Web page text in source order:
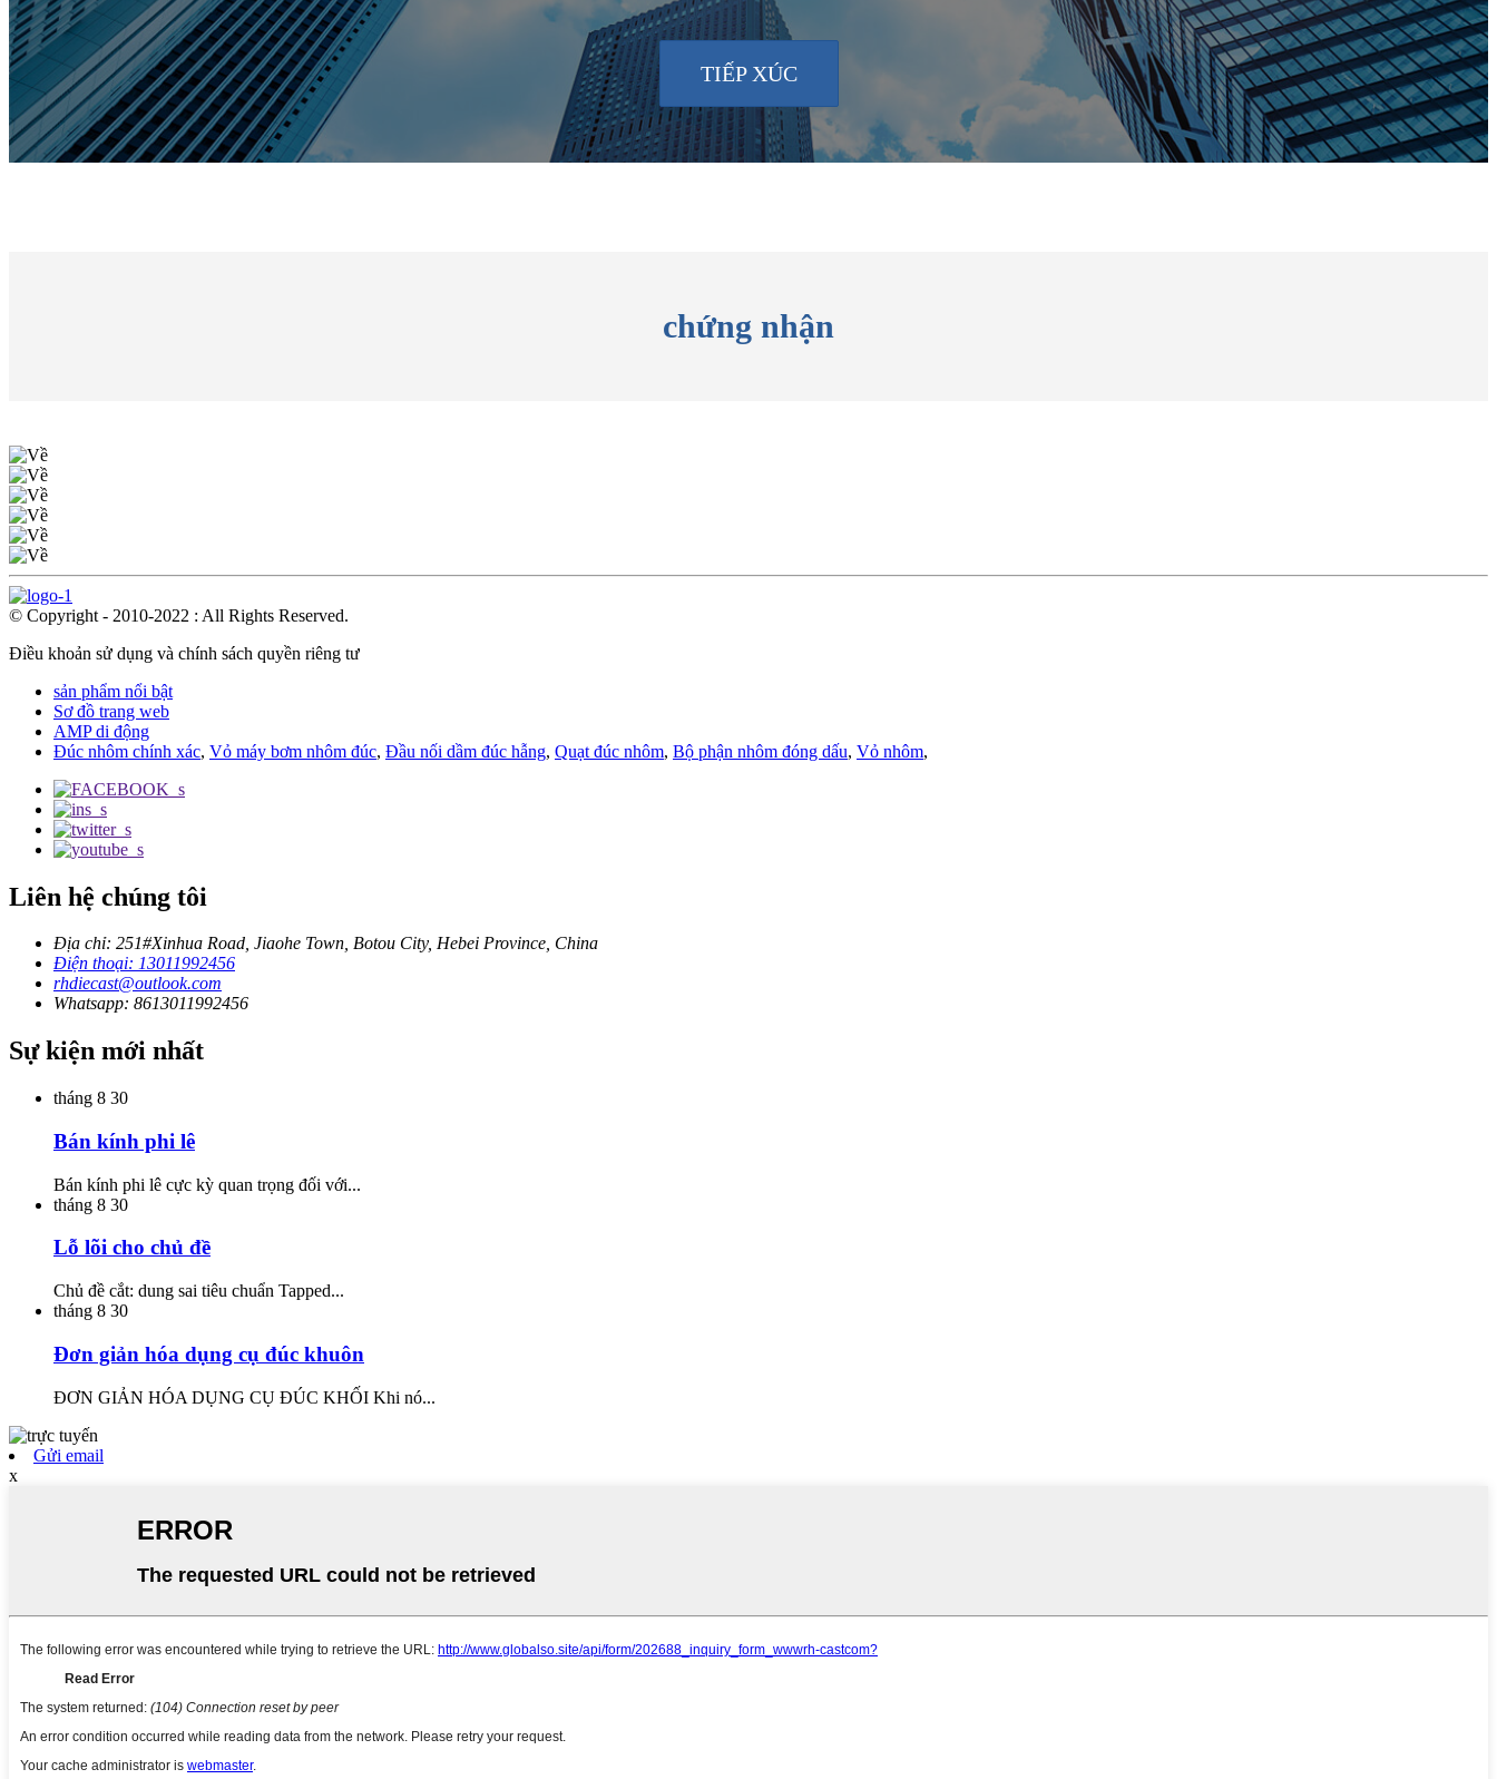
TIẾP XÚC
chứng nhận
© Copyright - 2010-2022 : All Rights Reserved.
Điều khoản sử dụng và chính sách quyền riêng tư
sản phẩm nổi bật
Sơ đồ trang web
AMP di động
Đúc nhôm chính xác, Vỏ máy bơm nhôm đúc, Đầu nối dầm đúc hẫng, Quạt đúc nhôm, Bộ phận nhôm đóng dấu, Vỏ nhôm,
Liên hệ chúng tôi
Địa chỉ: 251#Xinhua Road, Jiaohe Town, Botou City, Hebei Province, China
Điện thoại: 13011992456
rhdiecast@outlook.com
Whatsapp: 8613011992456
Sự kiện mới nhất
tháng 8 30
Bán kính phi lê
Bán kính phi lê cực kỳ quan trọng đối với...
tháng 8 30
Lỗ lõi cho chủ đề
Chủ đề cắt: dung sai tiêu chuẩn Tapped...
tháng 8 30
Đơn giản hóa dụng cụ đúc khuôn
ĐƠN GIẢN HÓA DỤNG CỤ ĐÚC KHỐI Khi nó...
Gửi email
x